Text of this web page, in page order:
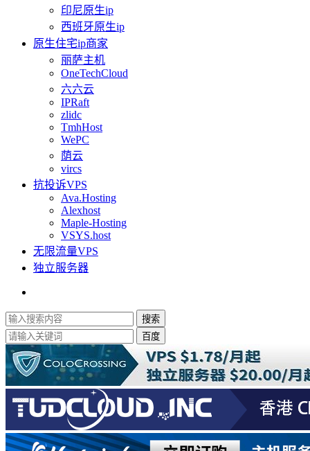
印尼原生ip
西班牙原生ip
原生住宅ip商家
丽萨主机
OneTechCloud
六六云
IPRaft
zlidc
TmhHost
WePC
荫云
vircs
抗投诉VPS
Ava.Hosting
Alexhost
Maple-Hosting
VSYS.host
无限流量VPS
独立服务器